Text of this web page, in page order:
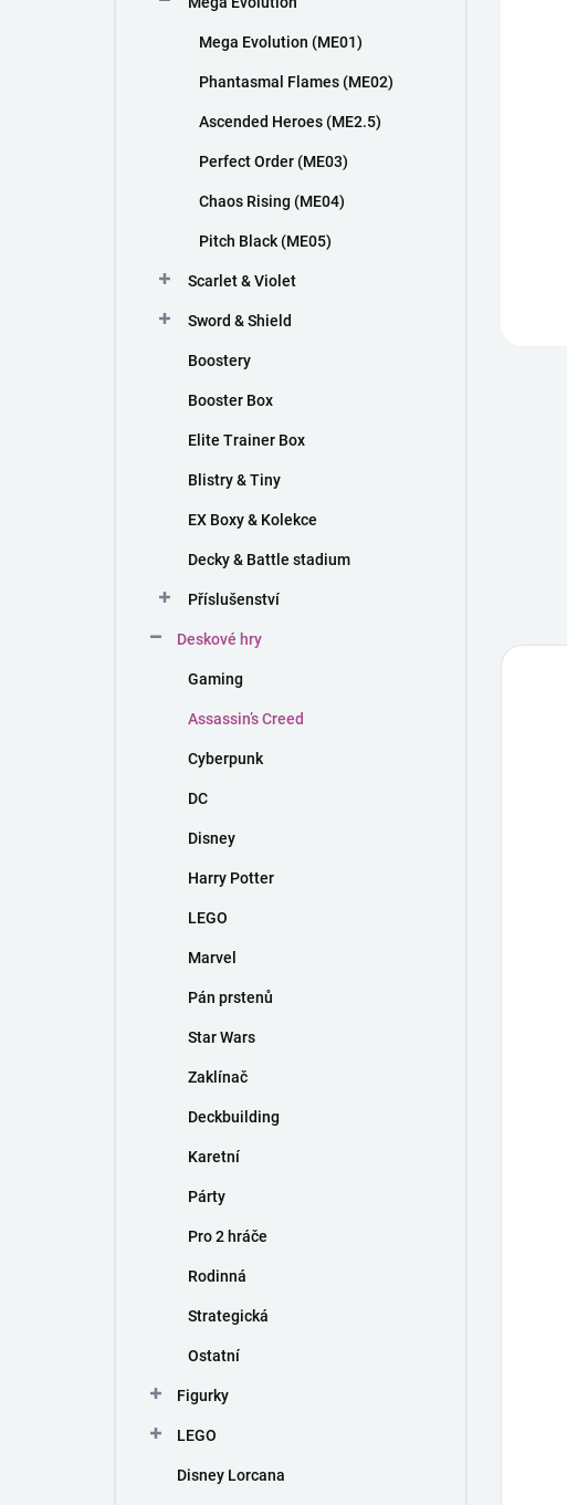
Mega Evolution (ME01)
Phantasmal Flames (ME02)
Ascended Heroes (ME2.5)
Perfect Order (ME03)
Chaos Rising (ME04)
Pitch Black (ME05)
Scarlet & Violet
Sword & Shield
Boostery
Booster Box
Elite Trainer Box
Blistry & Tiny
EX Boxy & Kolekce
Decky & Battle stadium
Příslušenství
Deskové hry
Gaming
Assassin’s Creed
Cyberpunk
DC
Disney
Harry Potter
LEGO
Marvel
Pán prstenů
Star Wars
Zaklínač
Deckbuilding
Karetní
Párty
Pro 2 hráče
Rodinná
Strategická
Ostatní
Figurky
LEGO
Disney Lorcana